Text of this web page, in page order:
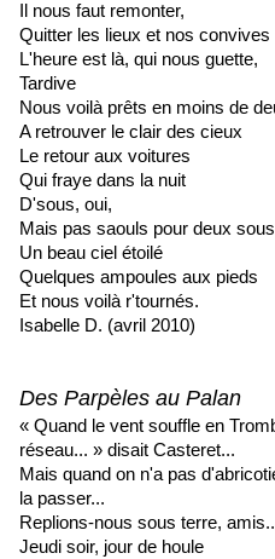
Il nous faut remonter,
Quitter les lieux et nos convives
L'heure est là, qui nous guette,
Tardive
Nous voilà prêts en moins de
A retrouver le clair des cieux
Le retour aux voitures
Qui fraye dans la nuit
D'sous, oui,
Mais pas saouls pour deux sous
Un beau ciel étoilé
Quelques ampoules aux pieds
Et nous voilà r'tournés.
Isabelle D. (avril 2010)
Des Parpèles au Palan
« Quand le vent souffle en
réseau... » disait Casteret...
Mais quand on n'a pas
la passer...
Replions-nous sous terre,
Jeudi soir, jour de houle